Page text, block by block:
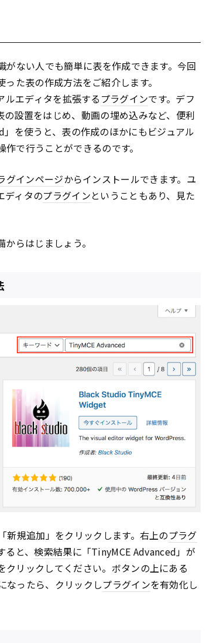
がない人でも簡単に表を作成できます。今回
った表の作成方法をご紹介します。
ルエディタを拡張する プラグインです。デフ
設置をはじめ、動画の埋め込みなど、便利
を使うと、表の作成のほかにもビジュアル
で行うことができるのです。
グインページからインストールできます。ユ
ディタのプラグインということもあり、見た
らはじましょう。
新規追加」をクリックします。右上のプラグ
ると、検索結果に「TinyMCE Advanced」が
リックしてください。ボタンの上にある
なったら、クリックしプラグインを有効化し